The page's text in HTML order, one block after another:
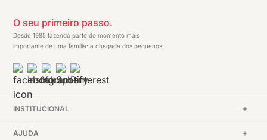
O seu primeiro passo.
Desde 1985 fazendo parte do momento mais
importante de uma família: a chegada dos pequenos.
INSTITUCIONAL
AJUDA